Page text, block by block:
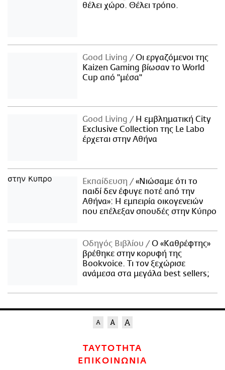
θέλει χώρο. Θέλει τρόπο.
Good Living
Οι εργαζόμενοι της
Kaizen Gaming βίωσαν το World
Cup από "μέσα"
Good Living
Η εμβληματική City
Exclusive Collection της Le Labo
έρχεται στην Αθήνα
Εκπαίδευση
«Νιώσαμε ότι το
παιδί δεν έφυγε ποτέ από την
Αθήνα»: Η εμπειρία οικογενειών
που επέλεξαν σπουδές στην Κύπρο
Οδηγός Βιβλίου
Ο «Καθρέφτης»
βρέθηκε στην κορυφή της
Bookvoice. Τι τον ξεχώρισε
ανάμεσα στα μεγάλα best sellers;
ΤΑΥΤΟΤΗΤΑ
ΕΠΙΚΟΙΝΩΝΙΑ